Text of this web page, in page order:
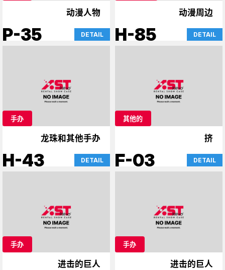
动漫人物
P-35 DETAIL
动漫周边
H-85 DETAIL
手办
龙珠和其他手办
H-43 DETAIL
其他的
挤
F-03 DETAIL
手办
进击的巨人
手办
进击的巨人